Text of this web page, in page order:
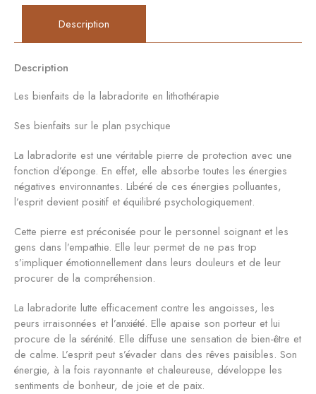
Description
Description
Les bienfaits de la labradorite en lithothérapie
Ses bienfaits sur le plan psychique
La labradorite est une véritable pierre de protection avec une
fonction d’éponge. En effet, elle absorbe toutes les énergies
négatives environnantes. Libéré de ces énergies polluantes,
l’esprit devient positif et équilibré psychologiquement.
Cette pierre est préconisée pour le personnel soignant et les
gens dans l’empathie. Elle leur permet de ne pas trop
s’impliquer émotionnellement dans leurs douleurs et de leur
procurer de la compréhension.
La labradorite lutte efficacement contre les angoisses, les
peurs irraisonnées et l’anxiété. Elle apaise son porteur et lui
procure de la sérénité. Elle diffuse une sensation de bien-être et
de calme. L’esprit peut s’évader dans des rêves paisibles. Son
énergie, à la fois rayonnante et chaleureuse, développe les
sentiments de bonheur, de joie et de paix.